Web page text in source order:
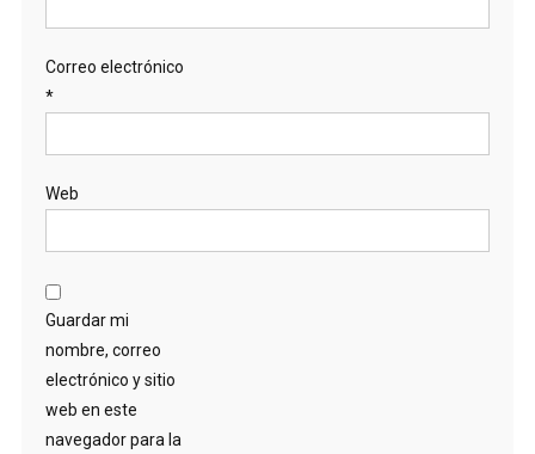
Correo electrónico
*
Web
Guardar mi
nombre, correo
electrónico y sitio
web en este
navegador para la